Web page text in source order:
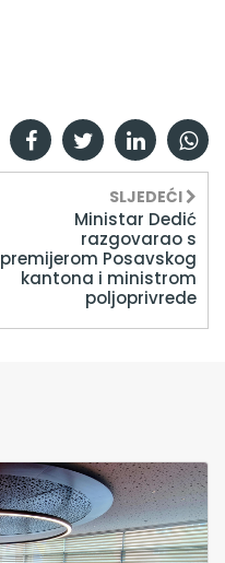
SLJEDEĆI
Ministar Dedić
razgovarao s
premijerom Posavskog
kantona i ministrom
poljoprivrede